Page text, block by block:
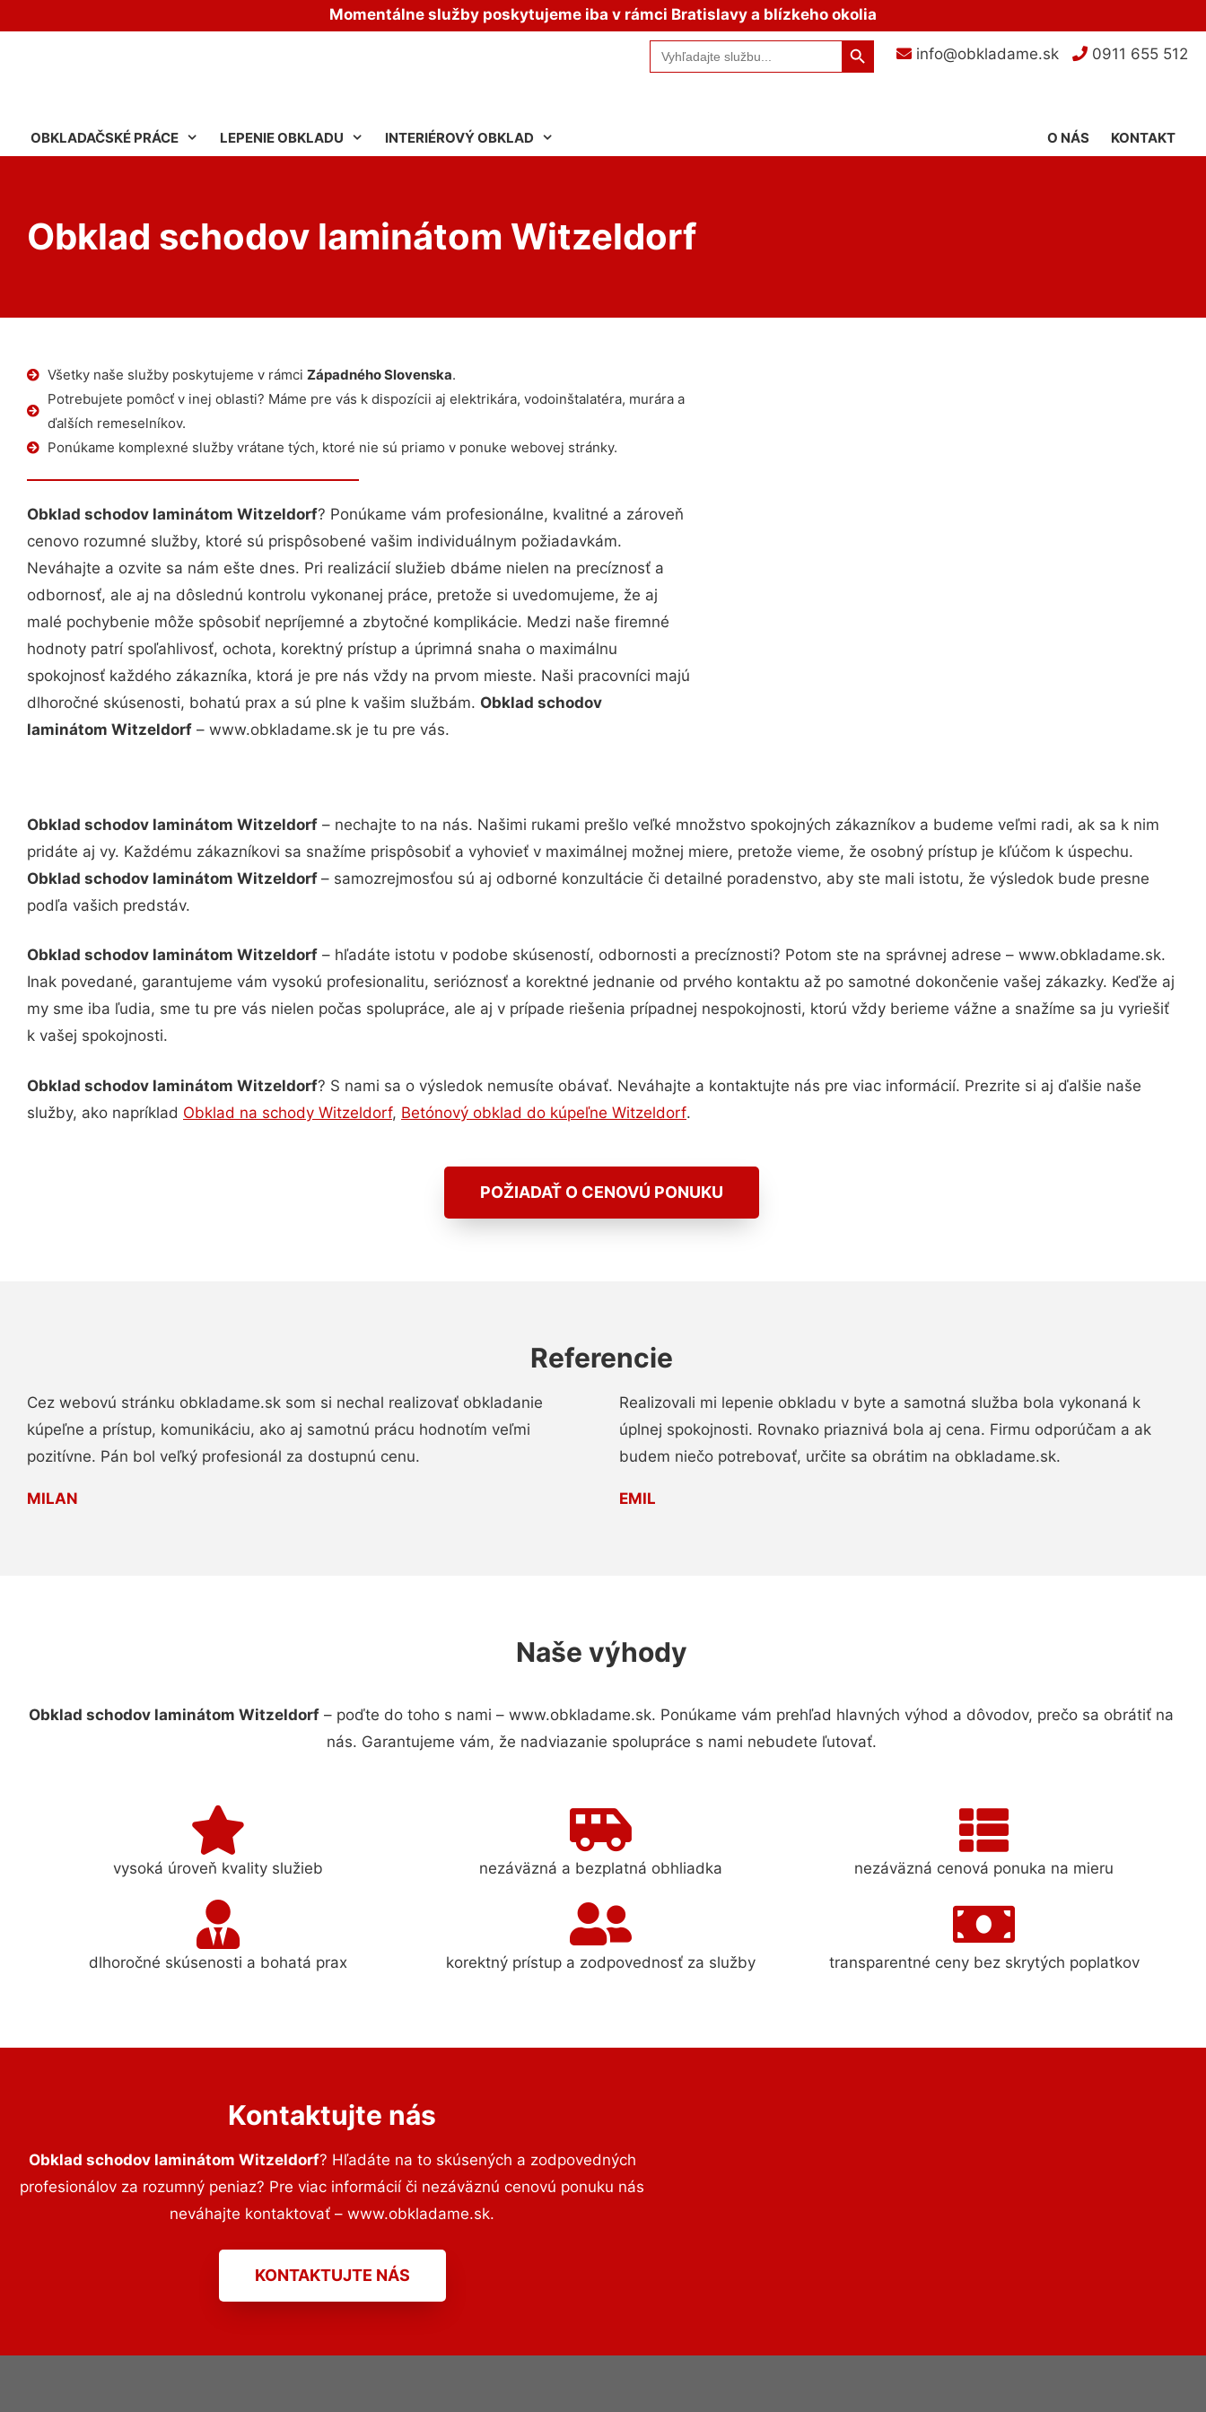
Momentálne služby poskytujeme iba v rámci Bratislavy a blízkeho okolia
info@obkladame.sk 0911 655 512
Search
for:
Search Button
OBKLADAČSKÉ PRÁCE LEPENIE OBKLADU INTERIÉROVÝ OBKLAD KONTAKT
O NÁS
Obklad schodov laminátom Witzeldorf
Všetky naše služby poskytujeme v rámci Západného Slovenska.
Potrebujete pomôcť v inej oblasti? Máme pre vás k dispozícii aj elektrikára, vodoinštalatéra, murára a
ďalších remeselníkov.
Ponúkame komplexné služby vrátane tých, ktoré nie sú priamo v ponuke webovej stránky.
Obklad schodov laminátom Witzeldorf? Ponúkame vám profesionálne, kvalitné a zároveň
cenovo rozumné služby, ktoré sú prispôsobené vašim individuálnym požiadavkám.
Neváhajte a ozvite sa nám ešte dnes. Pri realizácií služieb dbáme nielen na precíznosť a
odbornosť, ale aj na dôslednú kontrolu vykonanej práce, pretože si uvedomujeme, že aj
malé pochybenie môže spôsobiť nepríjemné a zbytočné komplikácie. Medzi naše firemné
hodnoty patrí spoľahlivosť, ochota, korektný prístup a úprimná snaha o maximálnu
spokojnosť každého zákazníka, ktorá je pre nás vždy na prvom mieste. Naši pracovníci majú
dlhoročné skúsenosti, bohatú prax a sú plne k vašim službám. Obklad schodov
laminátom Witzeldorf – www.obkladame.sk je tu pre vás.
Obklad schodov laminátom Witzeldorf – nechajte to na nás. Našimi rukami prešlo veľké množstvo spokojných zákazníkov a budeme veľmi radi, ak sa k nim
pridáte aj vy. Každému zákazníkovi sa snažíme prispôsobiť a vyhovieť v maximálnej možnej miere, pretože vieme, že osobný prístup je kľúčom k úspechu.
Obklad schodov laminátom Witzeldorf – samozrejmosťou sú aj odborné konzultácie či detailné poradenstvo, aby ste mali istotu, že výsledok bude presne
podľa vašich predstáv.
Obklad schodov laminátom Witzeldorf – hľadáte istotu v podobe skúseností, odbornosti a precíznosti? Potom ste na správnej adrese – www.obkladame.sk.
Inak povedané, garantujeme vám vysokú profesionalitu, serióznosť a korektné jednanie od prvého kontaktu až po samotné dokončenie vašej zákazky. Keďže aj
my sme iba ľudia, sme tu pre vás nielen počas spolupráce, ale aj v prípade riešenia prípadnej nespokojnosti, ktorú vždy berieme vážne a snažíme sa ju vyriešiť
k vašej spokojnosti.
Obklad schodov laminátom Witzeldorf? S nami sa o výsledok nemusíte obávať. Neváhajte a kontaktujte nás pre viac informácií. Prezrite si aj ďalšie naše
služby, ako napríklad Obklad na schody Witzeldorf, Betónový obklad do kúpeľne Witzeldorf.
POŽIADAŤ O CENOVÚ PONUKU
Referencie
Cez webovú stránku obkladame.sk som si nechal realizovať obkladanie
kúpeľne a prístup, komunikáciu, ako aj samotnú prácu hodnotím veľmi
pozitívne. Pán bol veľký profesionál za dostupnú cenu.
MILAN
Realizovali mi lepenie obkladu v byte a samotná služba bola vykonaná k
úplnej spokojnosti. Rovnako priaznivá bola aj cena. Firmu odporúčam a ak
budem niečo potrebovať, určite sa obrátim na obkladame.sk.
EMIL
Naše výhody
Obklad schodov laminátom Witzeldorf – poďte do toho s nami – www.obkladame.sk. Ponúkame vám prehľad hlavných výhod a dôvodov, prečo sa obrátiť na
nás. Garantujeme vám, že nadviazanie spolupráce s nami nebudete ľutovať.
vysoká úroveň kvality služieb nezáväzná a bezplatná obhliadka nezáväzná cenová ponuka na mieru
dlhoročné skúsenosti a bohatá prax korektný prístup a zodpovednosť za služby transparentné ceny bez skrytých poplatkov
Kontaktujte nás
Obklad schodov laminátom Witzeldorf? Hľadáte na to skúsených a zodpovedných
profesionálov za rozumný peniaz? Pre viac informácií či nezáväznú cenovú ponuku nás
neváhajte kontaktovať – www.obkladame.sk.
KONTAKTUJTE NÁS